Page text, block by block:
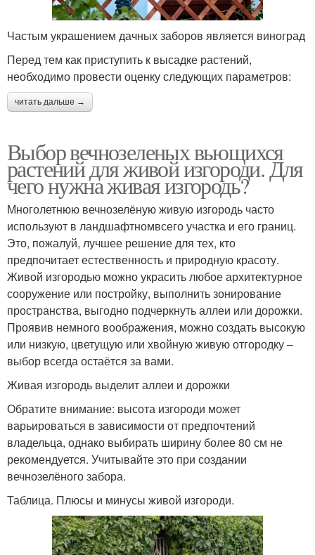
Растения для стен
Частым украшением дачных заборов является виноград
Перед тем как приступить к высадке растений,
необходимо провести оценку следующих параметров:
читать дальше →
Выбор вечнозеленых вьющихся
растений для живой изгороди. Для
чего нужна живая изгородь?
Многолетнюю вечнозелёную живую изгородь часто
используют в ландшафтномвсего участка и его границ.
Это, пожалуй, лучшее решение для тех, кто
предпочитает естественность и природную красоту.
Живой изгородью можно украсить любое архитектурное
сооружение или постройку, выполнить зонирование
пространства, выгодно подчеркнуть аллеи или дорожки.
Проявив немного воображения, можно создать высокую
или низкую, цветущую или хвойную живую отгородку –
выбор всегда остаётся за вами.
Живая изгородь выделит аллеи и дорожки
Обратите внимание: высота изгороди может
варьироваться в зависимости от предпочтений
владельца, однако выбирать ширину более 80 см не
рекомендуется. Учитывайте это при создании
вечнозелёного забора.
Таблица. Плюсы и минусы живой изгороди.